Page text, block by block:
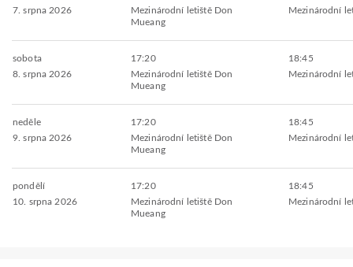
7. srpna 2026
Mezinárodní letiště Don
Mueang
Mezinárodní
sobota
8. srpna 2026
17:20
Mezinárodní letiště Don
Mueang
18:45
Mezinárodní
neděle
9. srpna 2026
17:20
Mezinárodní letiště Don
Mueang
18:45
Mezinárodní
pondělí
10. srpna 2026
17:20
Mezinárodní letiště Don
Mueang
18:45
Mezinárodní